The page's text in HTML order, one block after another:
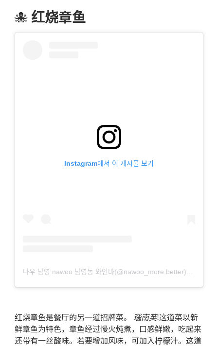
🐙红烧章鱼
Instagram에서 이 게시물 보기
나우 남영 nawoo 남영동 와인바(@nawoo_more.better)님의 공유 게시물
红烧章鱼是餐厅的另一道招牌菜。 瑙南英!这道菜以新
鲜章鱼为特色，章鱼经过慢火炖煮，口感鲜嫩，吃起来
还带有一丝酸味。若要增加风味，可加入柠檬汁。这道